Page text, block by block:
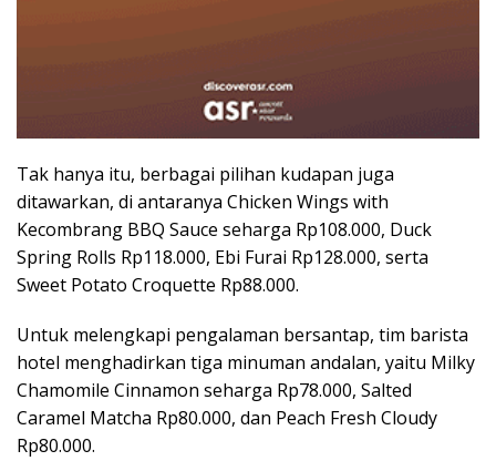
Tak hanya itu, berbagai pilihan kudapan juga
ditawarkan, di antaranya Chicken Wings with
Kecombrang BBQ Sauce seharga Rp108.000, Duck
Spring Rolls Rp118.000, Ebi Furai Rp128.000, serta
Sweet Potato Croquette Rp88.000.
Untuk melengkapi pengalaman bersantap, tim barista
hotel menghadirkan tiga minuman andalan, yaitu Milky
Chamomile Cinnamon seharga Rp78.000, Salted
Caramel Matcha Rp80.000, dan Peach Fresh Cloudy
Rp80.000.